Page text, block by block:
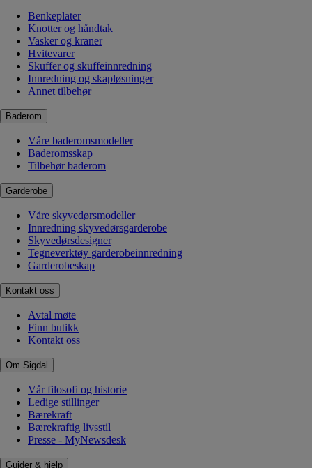
Benkeplater
Knotter og håndtak
Vasker og kraner
Hvitevarer
Skuffer og skuffeinnredning
Innredning og skapløsninger
Annet tilbehør
Baderom
Våre baderomsmodeller
Baderomsskap
Tilbehør baderom
Garderobe
Våre skyvedørsmodeller
Innredning skyvedørsgarderobe
Skyvedørsdesigner
Tegneverktøy garderobeinnredning
Garderobeskap
Kontakt oss
Avtal møte
Finn butikk
Kontakt oss
Om Sigdal
Vår filosofi og historie
Ledige stillinger
Bærekraft
Bærekraftig livsstil
Presse - MyNewsdesk
Guider & hjelp